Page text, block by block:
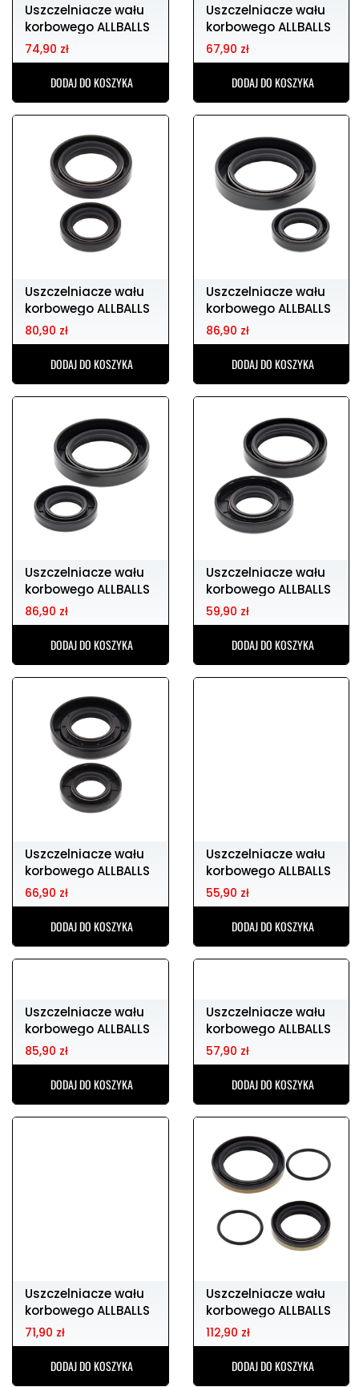
Uszczelniacze wału
korbowego ALLBALLS
HONDA cr80r
74,90 zł
DODAJ DO KOSZYKA
Uszczelniacze wału
korbowego ALLBALLS
HONDA cr125
67,90 zł
DODAJ DO KOSZYKA
Uszczelniacze wału
korbowego ALLBALLS
HONDA cr125
80,90 zł
DODAJ DO KOSZYKA
Uszczelniacze wału
korbowego ALLBALLS
HONDA cr250
86,90 zł
DODAJ DO KOSZYKA
Uszczelniacze wału
korbowego ALLBALLS
HONDA cr250
86,90 zł
DODAJ DO KOSZYKA
Uszczelniacze wału
korbowego ALLBALLS
YAMAHA yz12
59,90 zł
DODAJ DO KOSZYKA
Uszczelniacze wału
korbowego ALLBALLS
YAMAHA yz25
66,90 zł
DODAJ DO KOSZYKA
Uszczelniacze wału
korbowego ALLBALLS
YAMAHA yz12
55,90 zł
DODAJ DO KOSZYKA
korbowego ALLBALLS
YAMAHA yz80
57,90 zł
DODAJ DO KOSZYKA